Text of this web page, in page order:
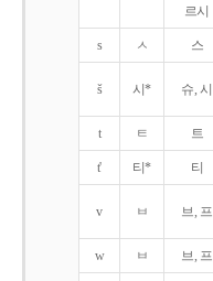
르시
s ㅅ 스
š 시* 슈, 시
t ㅌ 트
t' 티* 티
v ㅂ 브, 프
w ㅂ 브, 프